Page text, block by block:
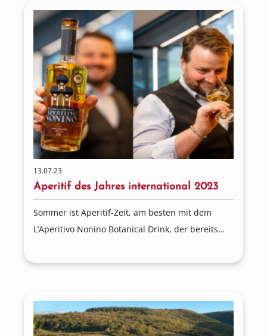
13.07.23
Aperitif des Jahres international 2023
Sommer ist Aperitif-Zeit, am besten mit dem
L’Aperitivo Nonino Botanical Drink, der bereits
international 2023 ausgezeichnet wurde.